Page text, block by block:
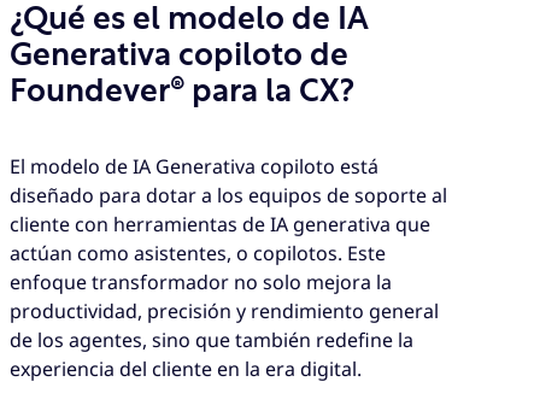
¿Qué es el modelo de IA
Generativa copiloto de
Foundever® para la CX?
El modelo de IA Generativa copiloto está
diseñado para dotar a los equipos de soporte al
cliente con herramientas de IA generativa que
actúan como asistentes, o copilotos. Este
enfoque transformador no solo mejora la
productividad, precisión y rendimiento general
de los agentes, sino que también redefine la
experiencia del cliente en la era digital.